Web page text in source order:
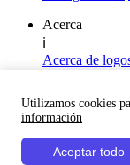
Utilizamos cookies
información
Aceptar todo
Acerca
ℹ️
Acerca de
Links útiles
Facebook